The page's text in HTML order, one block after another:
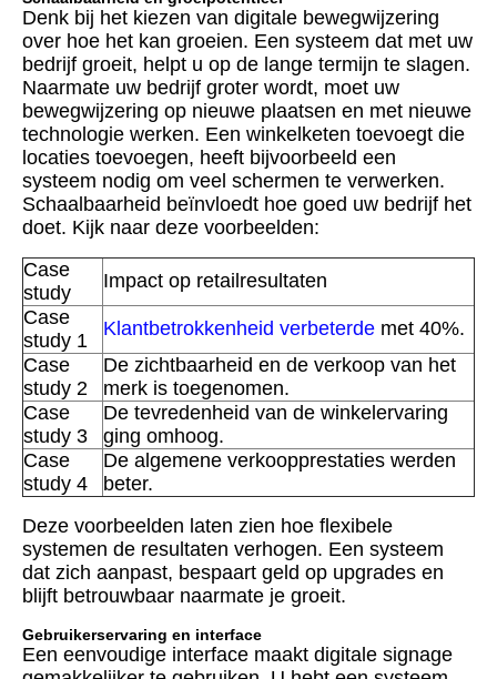
Denk bij het kiezen van digitale bewegwijzering
over hoe het kan groeien. Een systeem dat met uw
bedrijf groeit, helpt u op de lange termijn te slagen.
Naarmate uw bedrijf groter wordt, moet uw
bewegwijzering op nieuwe plaatsen en met nieuwe
technologie werken. Een winkelketen toevoegt die
locaties toevoegen, heeft bijvoorbeeld een
systeem nodig om veel schermen te verwerken.
Schaalbaarheid beïnvloedt hoe goed uw bedrijf het
doet. Kijk naar deze voorbeelden:
Case
study
Impact op retailresultaten
Case
study 1
Klantbetrokkenheid verbeterde met 40%.
Case
study 2
De zichtbaarheid en de verkoop van het
merk is toegenomen.
Case
study 3
De tevredenheid van de winkelervaring
ging omhoog.
Case
study 4
De algemene verkoopprestaties werden
beter.
Deze voorbeelden laten zien hoe flexibele
systemen de resultaten verhogen. Een systeem
dat zich aanpast, bespaart geld op upgrades en
blijft betrouwbaar naarmate je groeit.
Gebruikerservaring en interface
Een eenvoudige interface maakt digitale signage